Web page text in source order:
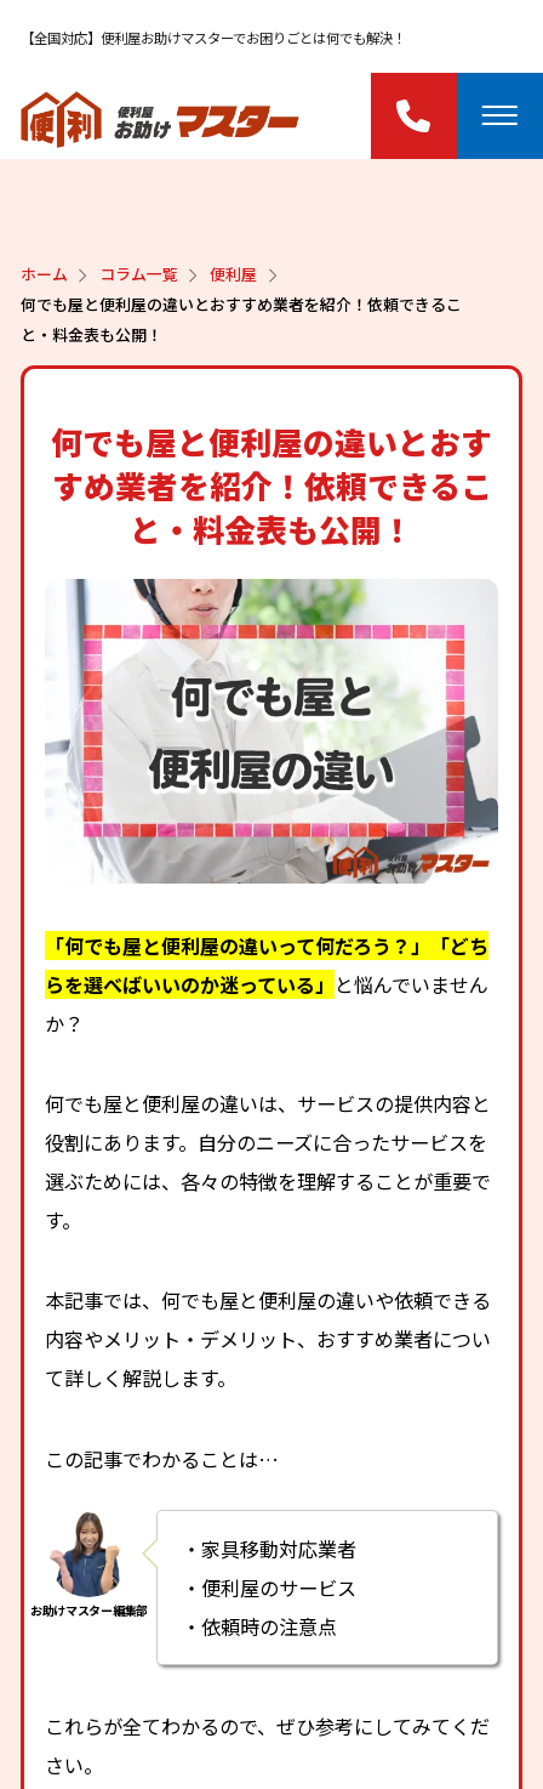
【全国対応】便利屋お助けマスターでお困りごとは何でも解決！
ホーム コラム一覧
便利屋
何でも屋と便利屋の違いとおすすめ業者を紹介！依頼できるこ
と・料金表も公開！
何でも屋と便利屋の違いとおす
すめ業者を紹介！依頼できるこ
と・料金表も公開！
「何でも屋と便利屋の違いって何だろう？」「どち
らを選べばいいのか迷っている」 と悩んでいません
か？
何でも屋と便利屋の違いは、サービスの提供内容と
役割にあります。自分のニーズに合ったサービスを
選ぶためには、各々の特徴を理解することが重要で
す。
本記事では、何でも屋と便利屋の違いや依頼できる
内容やメリット・デメリット、おすすめ業者につい
て詳しく解説します。
この記事でわかることは…
・家具移動対応業者
・便利屋のサービス
・依頼時の注意点
これらが全てわかるので、ぜひ参考にしてみてくだ
さい。